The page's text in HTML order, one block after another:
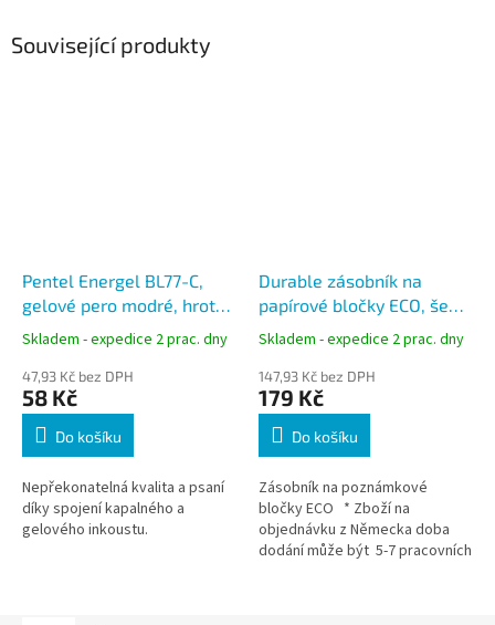
Související produkty
Pentel Energel BL77-C,
gelové pero modré, hrot
0,7 mm
Skladem - expedice 2 prac. dny
47,93 Kč bez DPH
58 Kč
Do košíku
Nepřekonatelná kvalita a psaní
díky spojení kapalného a
gelového inkoustu.
Durable zásobník na
papírové bločky ECO, šedá,
plast, 100 x 100 mm
Skladem - expedice 2 prac. dny
147,93 Kč bez DPH
179 Kč
Do košíku
Zásobník na poznámkové
bločky ECO * Zboží na
objednávku z Německa doba
dodání může být 5-7 pracovních